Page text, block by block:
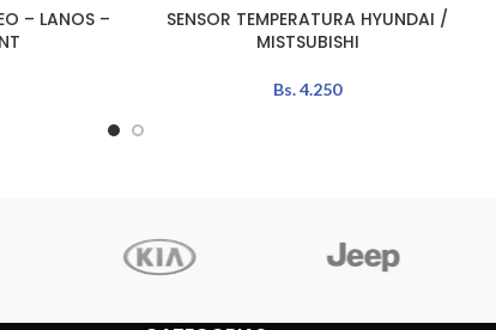
– LANOS –
AÑADIR AL CARRITO
SENSOR TEMPERATURA HYUNDAI /
MISTSUBISHI
Bs.4.250